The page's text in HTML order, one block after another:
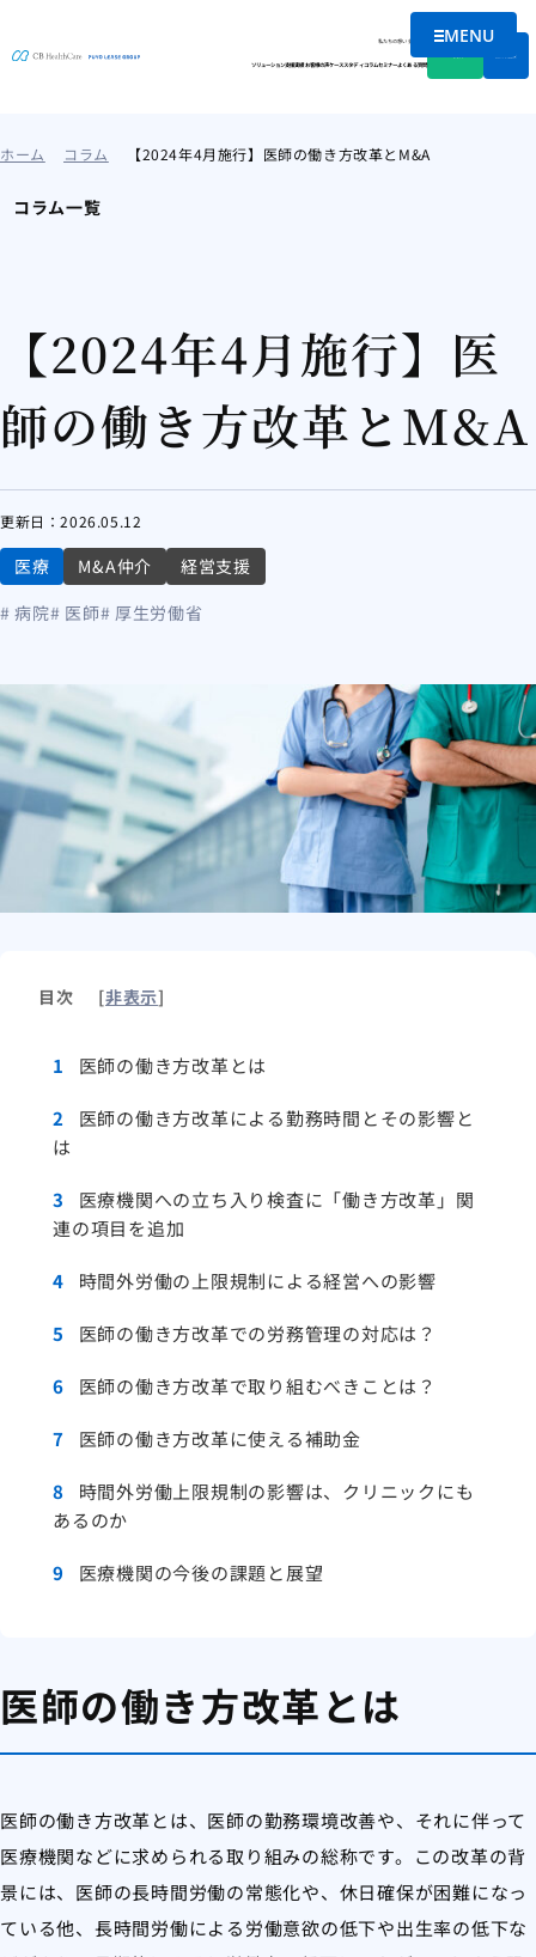
メニュー
MENU
私たちの想い会社情報
ソリューション支援実績お客様の声ケーススタディコラムセミナーよくある質問
ホーム コラム 【2024年4月施行】医師の働き方改革とM&A
コラム一覧
【2024年4月施行】医
師の働き方改革とM&A
更新日：2026.05.12
医療 M&A仲介
経営支援
# 病院# 医師# 厚生労働省
目次 [非表示]
1 医師の働き方改革とは
2
医師の働き方改革による勤務時間とその影響と
は
3
医療機関への立ち入り検査に「働き方改革」関
連の項目を追加
4 時間外労働の上限規制による経営への影響
5 医師の働き方改革での労務管理の対応は？
6 医師の働き方改革で取り組むべきことは？
7 医師の働き方改革に使える補助金
8
時間外労働上限規制の影響は、クリニックにも
あるのか
9 医療機関の今後の課題と展望
医師の働き方改革とは
医師の働き方改革とは、医師の勤務環境改善や、それに伴って
医療機関などに求められる取り組みの総称です。この改革の背
景には、医師の長時間労働の常態化や、休日確保が困難になっ
ている他、長時間労働による労働意欲の低下や出生率の低下な